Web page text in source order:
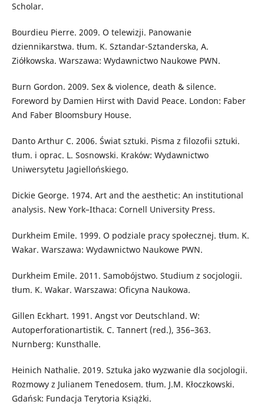
Scholar.
Bourdieu Pierre. 2009. O telewizji. Panowanie
dziennikarstwa. tłum. K. Sztandar-Sztanderska, A.
Ziółkowska. Warszawa: Wydawnictwo Naukowe PWN.
Burn Gordon. 2009. Sex & violence, death & silence.
Foreword by Damien Hirst with David Peace. London: Faber
And Faber Bloomsbury House.
Danto Arthur C. 2006. Świat sztuki. Pisma z filozofii sztuki.
tłum. i oprac. L. Sosnowski. Kraków: Wydawnictwo
Uniwersytetu Jagiellońskiego.
Dickie George. 1974. Art and the aesthetic: An institutional
analysis. New York–Ithaca: Cornell University Press.
Durkheim Emile. 1999. O podziale pracy społecznej. tłum. K.
Wakar. Warszawa: Wydawnictwo Naukowe PWN.
Durkheim Emile. 2011. Samobójstwo. Studium z socjologii.
tłum. K. Wakar. Warszawa: Oficyna Naukowa.
Gillen Eckhart. 1991. Angst vor Deutschland. W:
Autoperforationartistik. C. Tannert (red.), 356–363.
Nurnberg: Kunsthalle.
Heinich Nathalie. 2019. Sztuka jako wyzwanie dla socjologii.
Rozmowy z Julianem Tenedosem. tłum. J.M. Kłoczkowski.
Gdańsk: Fundacja Terytoria Książki.